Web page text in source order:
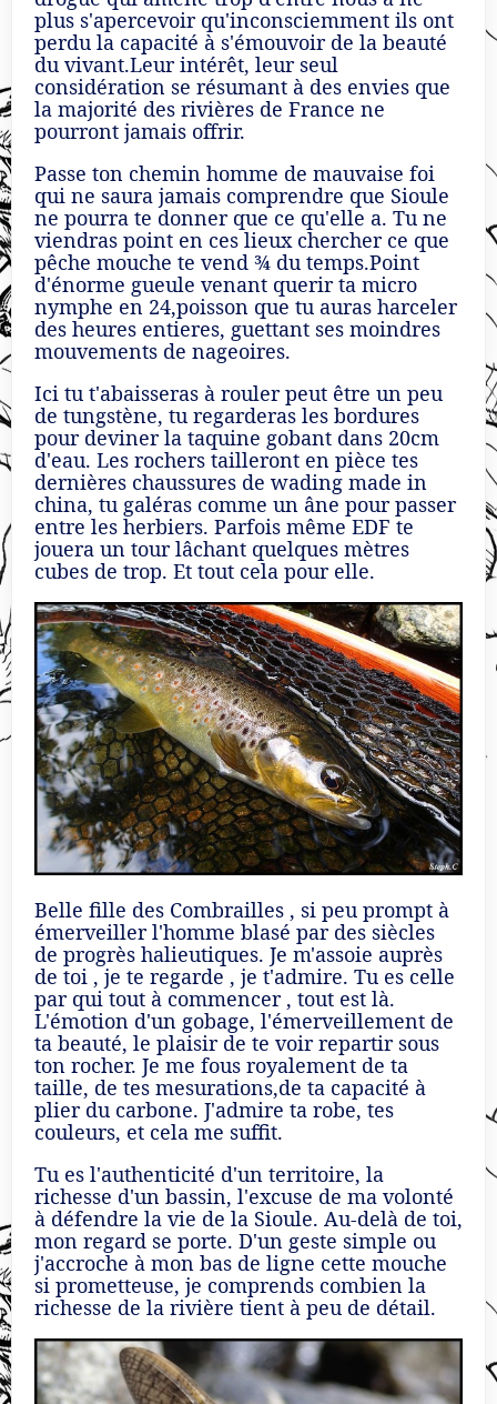
plus s'apercevoir qu'inconsciemment ils ont
perdu la capacité à s'émouvoir de la beauté
du vivant.Leur intérêt, leur seul
considération se résumant à des envies que
la majorité des rivières de France ne
pourront jamais offrir.
Passe ton chemin homme de mauvaise foi
qui ne saura jamais comprendre que Sioule
ne pourra te donner que ce qu'elle a. Tu ne
viendras point en ces lieux chercher ce que
pêche mouche te vend ¾ du temps.Point
d'énorme gueule venant querir ta micro
nymphe en 24,poisson que tu auras harceler
des heures entieres, guettant ses moindres
mouvements de nageoires.
Ici tu t'abaisseras à rouler peut être un peu
de tungstène, tu regarderas les bordures
pour deviner la taquine gobant dans 20cm
d'eau. Les rochers tailleront en pièce tes
dernières chaussures de wading made in
china, tu galéras comme un âne pour passer
entre les herbiers. Parfois même EDF te
jouera un tour lâchant quelques mètres
cubes de trop. Et tout cela pour elle.
Belle fille des Combrailles , si peu prompt à
émerveiller l'homme blasé par des siècles
de progrès halieutiques. Je m'assoie auprès
de toi , je te regarde , je t'admire. Tu es celle
par qui tout à commencer , tout est là.
L'émotion d'un gobage, l'émerveillement de
ta beauté, le plaisir de te voir repartir sous
ton rocher. Je me fous royalement de ta
taille, de tes mesurations,de ta capacité à
plier du carbone. J'admire ta robe, tes
couleurs, et cela me suffit.
Tu es l'authenticité d'un territoire, la
richesse d'un bassin, l'excuse de ma volonté
à défendre la vie de la Sioule. Au-delà de toi,
mon regard se porte. D'un geste simple ou
j'accroche à mon bas de ligne cette mouche
si prometteuse, je comprends combien la
richesse de la rivière tient à peu de détail.